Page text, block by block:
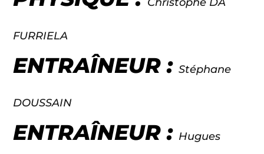
FURRIELA
ENTRAÎNEUR :Stéphane
DOUSSAIN
ENTRAÎNEUR : Hugues